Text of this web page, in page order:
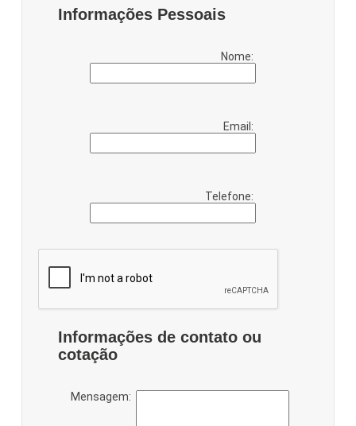
Informações Pessoais
Nome:
Email:
Telefone:
Informações de contato ou
cotação
Mensagem: